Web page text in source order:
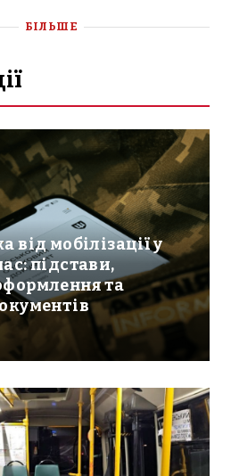
БІЛЬШЕ
від мобілізації у
підстави,
та